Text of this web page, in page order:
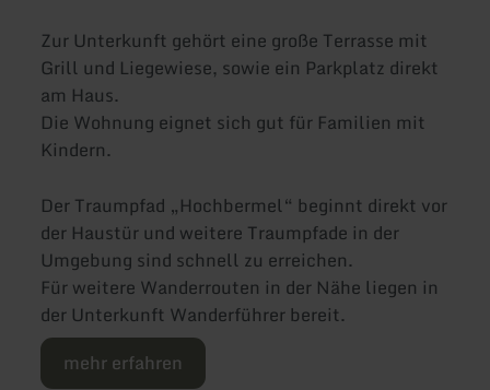
Zur Unterkunft gehört eine große Terrasse mit
Grill und Liegewiese, sowie ein Parkplatz direkt
am Haus.
Die Wohnung eignet sich gut für Familien mit
Kindern.
Der Traumpfad „Hochbermel“ beginnt direkt vor
der Haustür und weitere Traumpfade in der
Umgebung sind schnell zu erreichen.
Für weitere Wanderrouten in der Nähe liegen in
der Unterkunft Wanderführer bereit.
mehr erfahren